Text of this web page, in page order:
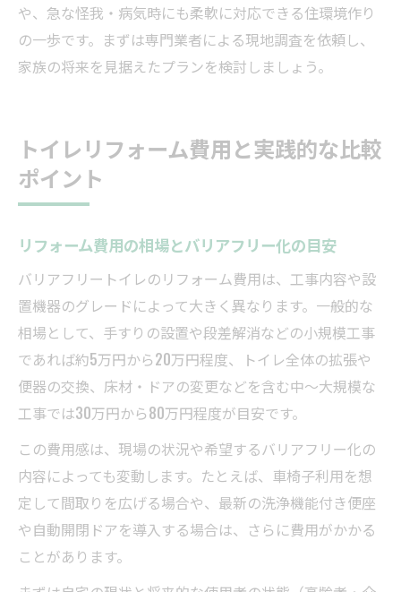
や、急な怪我・病気時にも柔軟に対応できる住環境作り
の一歩です。まずは専門業者による現地調査を依頼し、
家族の将来を見据えたプランを検討しましょう。
トイレリフォーム費用と実践的な比較
ポイント
リフォーム費用の相場とバリアフリー化の目安
バリアフリートイレのリフォーム費用は、工事内容や設
置機器のグレードによって大きく異なります。一般的な
相場として、手すりの設置や段差解消などの小規模工事
であれば約5万円から20万円程度、トイレ全体の拡張や
便器の交換、床材・ドアの変更などを含む中〜大規模な
工事では30万円から80万円程度が目安です。
この費用感は、現場の状況や希望するバリアフリー化の
内容によっても変動します。たとえば、車椅子利用を想
定して間取りを広げる場合や、最新の洗浄機能付き便座
や自動開閉ドアを導入する場合は、さらに費用がかかる
ことがあります。